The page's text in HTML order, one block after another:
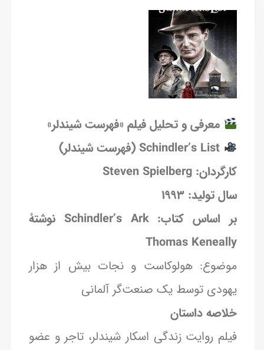
معرفی و تحلیل فیلم «فهرست شیندلر»
کارگردان: Steven Spielberg
سال تولید: ۱۹۹۳
بر اساس کتاب: Schindler’s Ark نوشتهٔ
Thomas Keneally
موضوع: هولوکاست و نجات بیش از هزار
یهودی توسط یک صنعت‌گر آلمانی
خلاصه داستان
فیلم روایت زندگی اسکار شیندلر، تاجر و عضو